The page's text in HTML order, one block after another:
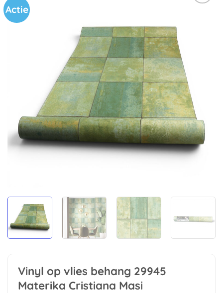
Actie
verlanglijst
Vinyl op vlies behang 29945
Materika Cristiana Masi